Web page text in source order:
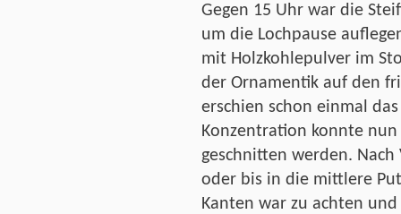
Gegen 15 Uhr war die
um die Lochpause
mit Holzkohlepulver im
der Ornamentik auf den
erschien schon einmal
Konzentration konnte
geschnitten werden.
oder bis in die mittlere
Kanten war zu achten